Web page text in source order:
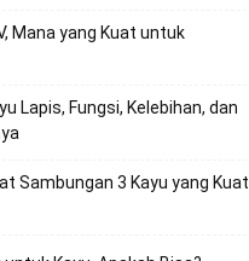
Mana yang Kuat untuk
Lapis, Fungsi, Kelebihan, dan
Sambungan 3 Kayu yang Kuat